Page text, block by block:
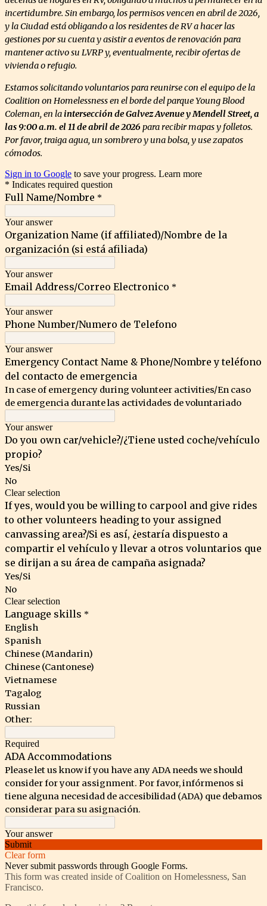
incertidumbre. Sin embargo, los permisos vencen en abril de 2026,
y la Ciudad está obligando a los residentes de RV a hacer las
gestiones por su cuenta y asistir a eventos de renovación para
mantener activo su LVRP y, eventualmente, recibir ofertas de
vivienda o refugio.
Estamos solicitando voluntarios para reunirse con el equipo de la
Coalition on Homelessness en el borde del parque Young Blood
Coleman, en laintersección de Galvez Avenue y Mendell Street, a
las 9:00 a.m. el 11 de abril de 2026 para recibir mapas y folletos.
Por favor, traiga agua, un sombrero y una bolsa, y use zapatos
cómodos.
Sign in to Google to save your progress. Learn more
* Indicates required question
Full Name/Nombre *
Your answer
Organization Name (if affiliated)/Nombre de la
organización (si está afiliada)
Your answer
Email Address/Correo Electronico *
Your answer
Phone Number/Numero de Telefono
Your answer
Emergency Contact Name & Phone/Nombre y teléfono
del contacto de emergencia
In case of emergency during volunteer activities/En caso
de emergencia durante las actividades de voluntariado
Your answer
Do you own car/vehicle?/¿Tiene usted coche/vehículo
propio?
Yes/Si
No
Clear selection
If yes, would you be willing to carpool and give rides
to other volunteers heading to your assigned
canvassing area?/Si es así, ¿estaría dispuesto a
compartir el vehículo y llevar a otros voluntarios que
se dirijan a su área de campaña asignada?
Yes/Si
No
Clear selection
Language skills *
English
Spanish
Chinese (Mandarin)
Chinese (Cantonese)
Vietnamese
Tagalog
Russian
Other:
Required
ADA Accommodations
Please let us know if you have any ADA needs we should
consider for your assignment. Por favor, infórmenos si
tiene alguna necesidad de accesibilidad (ADA) que debamos
considerar para su asignación.
Your answer
Submit
Clear form
Never submit passwords through Google Forms.
This form was created inside of Coalition on Homelessness, San
Francisco.